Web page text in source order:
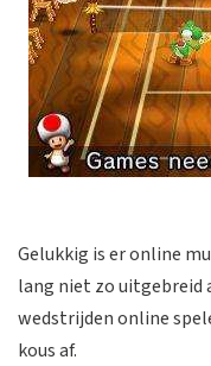
Gelukkig is er online
lang niet zo uitgebreid
wedstrijden online
kous af.